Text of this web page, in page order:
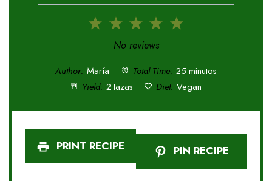
5
4
3
Stars
2
Stars
1
Star
No reviews
Author: María Total Time: 25 minutos
Yield: 2 tazas Diet: Vegan
PRINT RECIPE PIN RECIPE